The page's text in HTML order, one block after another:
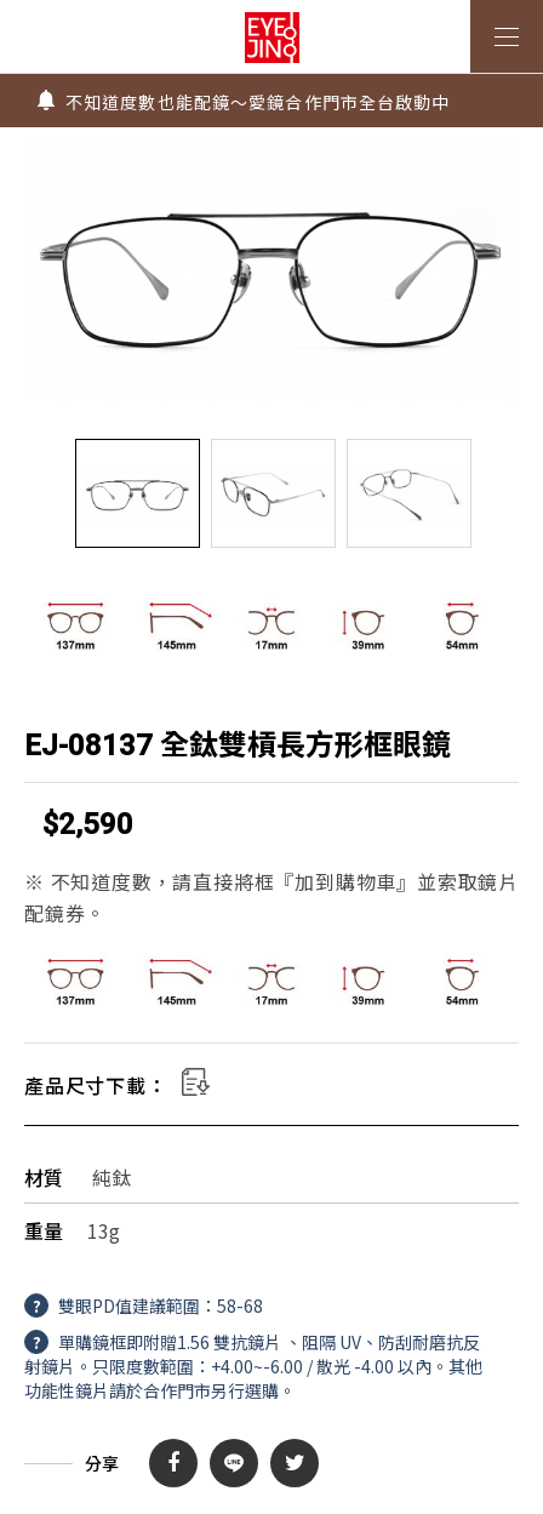
上傳處方，建立度數即贈 $300 優惠券！
不知道度數也能配鏡～愛鏡合作門市全台啟動中
墨鏡祭 ~ 全館太陽眼鏡第二副5折!! 有度數太陽鏡片只要
上傳處方，建立度數即贈 $300 優惠券！
不知道度數也能配鏡～愛鏡合作門市全台啟動中
EJ-08137 全鈦雙槓長方形框眼鏡
$2,590
※ 不知道度數，請直接將框『加到購物車』並索取鏡片
配鏡券。
產品尺寸下載：
材質
純鈦
重量
13g
?
雙眼PD值建議範圍：58-68
?
單購鏡框即附贈1.56 雙抗鏡片 、阻隔 UV、防刮耐磨抗反
射鏡片。只限度數範圍：+4.00~-6.00 / 散光 -4.00 以內。其他
功能性鏡片請於合作門市另行選購。
分享